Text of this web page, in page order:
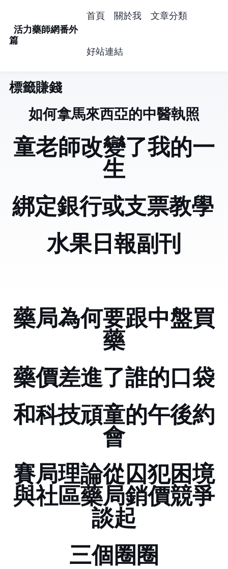
活力藥師網番外
篇
首頁 關於我 文章分類
好站連結
標籤: 賺錢 (42)
如何拿馬來西亞的中醫執照
童老師改變了我的一
生
PayPal綁定銀行或支票教學
水果日報副刊
藥局為何要跟中盤買
藥
藥價差進了誰的口袋??
和科技頑童的午後約
會
賽局理論從囚犯困境
與社區藥局銷價競爭
談起
三個圈圈